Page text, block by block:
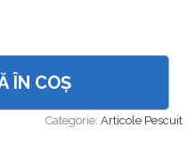
Categorie: Articole Pescuit
ÎN COȘ